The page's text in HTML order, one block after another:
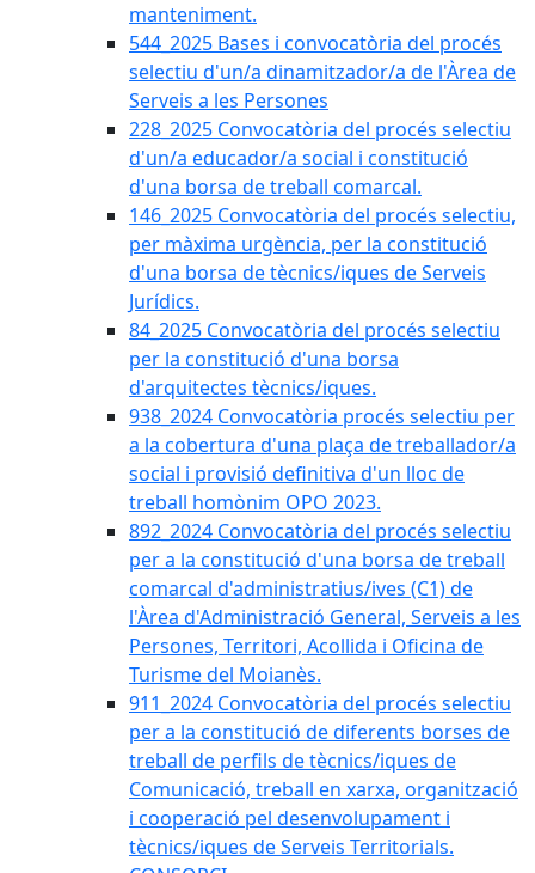
manteniment.
544_2025 Bases i convocatòria del procés
selectiu d'un/a dinamitzador/a de l'Àrea de
Serveis a les Persones
228_2025 Convocatòria del procés selectiu
d'un/a educador/a social i constitució
d'una borsa de treball comarcal.
146_2025 Convocatòria del procés selectiu,
per màxima urgència, per la constitució
d'una borsa de tècnics/iques de Serveis
Jurídics.
84_2025 Convocatòria del procés selectiu
per la constitució d'una borsa
d'arquitectes tècnics/iques.
938_2024 Convocatòria procés selectiu per
a la cobertura d'una plaça de treballador/a
social i provisió definitiva d'un lloc de
treball homònim OPO 2023.
892_2024 Convocatòria del procés selectiu
per a la constitució d'una borsa de treball
comarcal d'administratius/ives (C1) de
l'Àrea d'Administració General, Serveis a les
Persones, Territori, Acollida i Oficina de
Turisme del Moianès.
911_2024 Convocatòria del procés selectiu
per a la constitució de diferents borses de
treball de perfils de tècnics/iques de
Comunicació, treball en xarxa, organització
i cooperació pel desenvolupament i
tècnics/iques de Serveis Territorials.